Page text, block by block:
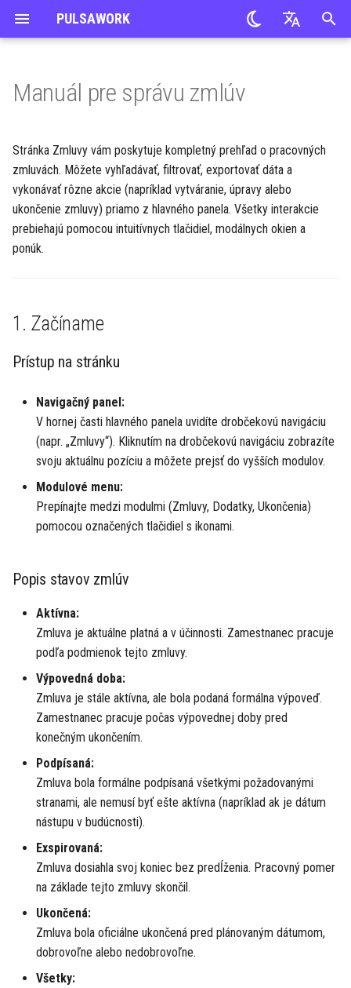
PULSAWORK
y
h
a
a
i
Implementácia PULSAWORK
Onboarding
Import dát
Správa používateľov
Funkcie
Právne dokumenty
Zoznam zmien
Ako na
ADZ agentúra
Náborová agentúra
Kandidáti
Ponuky práce
Reakčné formuláre
Náborové miestnosti
1. Začíname
Prístup na stránku
Popis stavov zmlúv
2. Prehľad zobrazenia zoznamu
zmlúv
Navigácia v tabuľke
3. Možnosti filtrovania a
vyhľadávania
Vyhľadávacie pole a rýchle
filtre
Pokročilé filtre
4. Vykonávanie akcií so zmluvami
Individuálne akcie v riadku
Nástroje na export a import
5. Modálne rozhranie a
vyskakovacie okná
Čo sú modálne okná?
Práca s modálnymi oknami
6. Ďalšie funkcie
dokumentov
Prispôsobenie a nastavenia
7. Prehľad frontendových
integrácií
Úlohy
Projekty
Výkazy času
Tímy
Dodávatelia a Odberatelia
Obchodné zmluvy
Objednávky
Faktúry
Platby
CRM
Cenové ponuky
Schválenia
Ubytovanie
Prípady
Vozidlá
Reporty
GDPR dohody
Profil
Nastavenia
Manuál pre správu zmlúv
Stránka Zmluvy vám poskytuje kompletný prehľad o pracovných
zmluvách. Môžete vyhľadávať, filtrovať, exportovať dáta a
vykonávať rôzne akcie (napríklad vytváranie, úpravy alebo
ukončenie zmluvy) priamo z hlavného panela. Všetky interakcie
prebiehajú pomocou intuitívnych tlačidiel, modálnych okien a
ponúk.
1. Začíname
Prístup na stránku
Navigačný panel:
V hornej časti hlavného panela uvidíte drobčekovú navigáciu
(napr. „Zmluvy“). Kliknutím na drobčekovú navigáciu zobrazíte
svoju aktuálnu pozíciu a môžete prejsť do vyšších modulov.
Modulové menu:
Prepínajte medzi modulmi (Zmluvy, Dodatky, Ukončenia)
pomocou označených tlačidiel s ikonami.
Popis stavov zmlúv
Aktívna:
Zmluva je aktuálne platná a v účinnosti. Zamestnanec pracuje
podľa podmienok tejto zmluvy.
Výpovedná doba:
Zmluva je stále aktívna, ale bola podaná formálna výpoveď.
Zamestnanec pracuje počas výpovednej doby pred
konečným ukončením.
Podpísaná:
Zmluva bola formálne podpísaná všetkými požadovanými
stranami, ale nemusí byť ešte aktívna (napríklad ak je dátum
nástupu v budúcnosti).
Exspirovaná:
Zmluva dosiahla svoj koniec bez predĺženia. Pracovný pomer
na základe tejto zmluvy skončil.
Ukončená:
Zmluva bola oficiálne ukončená pred plánovaným dátumom,
dobrovoľne alebo nedobrovoľne.
Všetky: